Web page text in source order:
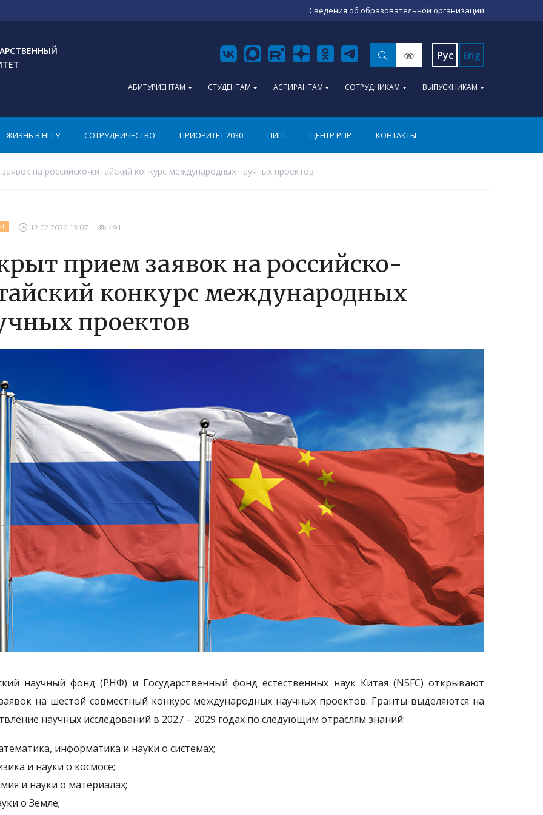
Сведения об образовательной организации
Рус Eng
АБИТУРИЕНТАМ СТУДЕНТАМ АСПИРАНТАМ СОТРУДНИКАМ ВЫПУСКНИКАМ
ЖИЗНЬ В НГТУ СОТРУДНИЧЕСТВО ПРИОРИТЕТ 2030 ПИШ ЦЕНТР РПР КОНТАКТЫ
на российско-китайский конкурс международных научных проектов
12.02.2026 13:07 491
прием заявок на российско-
конкурс международных
проектов
научный фонд (РНФ) и Государственный фонд естественных наук Китая (NSFC) открывают
на шестой совместный конкурс международных научных проектов. Гранты выделяются на
научных исследований в 2027 – 2029 годах по следующим отраслям знаний:
информатика и науки о системах;
и науки о космосе;
и науки о материалах;
о Земле;